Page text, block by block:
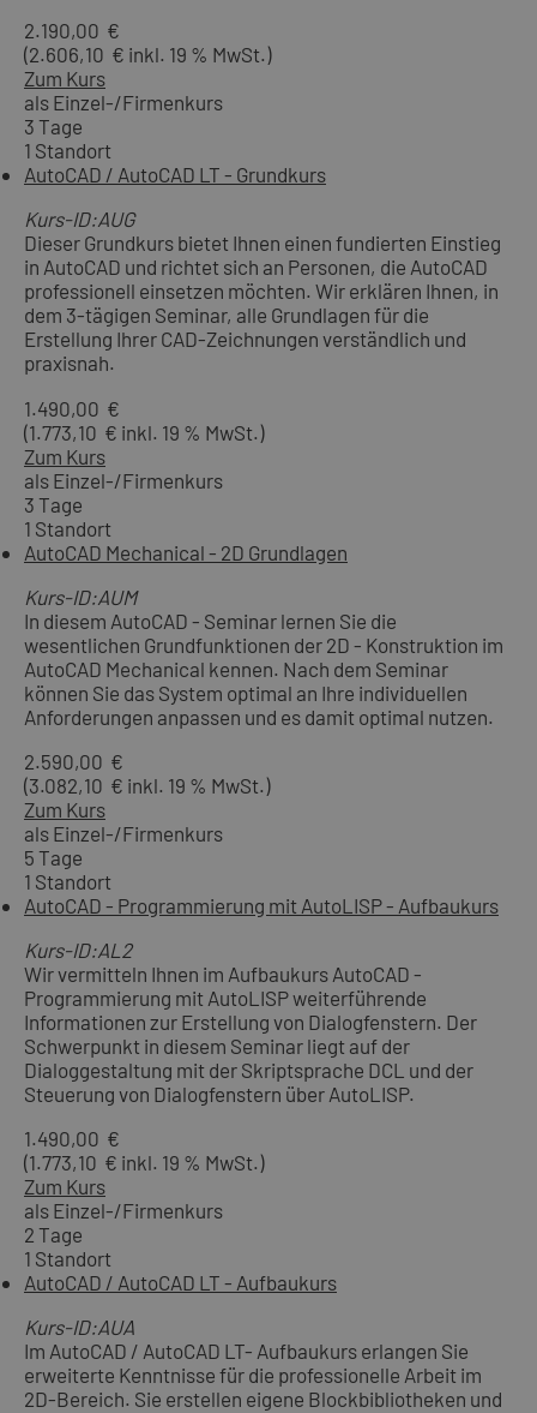
2.190,00 €
(2.606,10 € inkl. 19 % MwSt.)
Zum Kurs
als Einzel-/Firmenkurs
3 Tage
1 Standort
AutoCAD / AutoCAD LT - Grundkurs
Kurs-ID:AUG
Dieser Grundkurs bietet Ihnen einen fundierten Einstieg
in AutoCAD und richtet sich an Personen, die AutoCAD
professionell einsetzen möchten. Wir erklären Ihnen, in
dem 3-tägigen Seminar, alle Grundlagen für die
Erstellung Ihrer CAD-Zeichnungen verständlich und
praxisnah.
1.490,00 €
(1.773,10 € inkl. 19 % MwSt.)
Zum Kurs
als Einzel-/Firmenkurs
3 Tage
1 Standort
AutoCAD Mechanical - 2D Grundlagen
Kurs-ID:AUM
In diesem AutoCAD - Seminar lernen Sie die
wesentlichen Grundfunktionen der 2D - Konstruktion im
AutoCAD Mechanical kennen. Nach dem Seminar
können Sie das System optimal an Ihre individuellen
Anforderungen anpassen und es damit optimal nutzen.
2.590,00 €
(3.082,10 € inkl. 19 % MwSt.)
Zum Kurs
als Einzel-/Firmenkurs
5 Tage
1 Standort
AutoCAD - Programmierung mit AutoLISP - Aufbaukurs
Kurs-ID:AL2
Wir vermitteln Ihnen im Aufbaukurs AutoCAD -
Programmierung mit AutoLISP weiterführende
Informationen zur Erstellung von Dialogfenstern. Der
Schwerpunkt in diesem Seminar liegt auf der
Dialoggestaltung mit der Skriptsprache DCL und der
Steuerung von Dialogfenstern über AutoLISP.
1.490,00 €
(1.773,10 € inkl. 19 % MwSt.)
Zum Kurs
als Einzel-/Firmenkurs
2 Tage
1 Standort
AutoCAD / AutoCAD LT - Aufbaukurs
Kurs-ID:AUA
Im AutoCAD / AutoCAD LT- Aufbaukurs erlangen Sie
erweiterte Kenntnisse für die professionelle Arbeit im
2D-Bereich. Sie erstellen eigene Blockbibliotheken und